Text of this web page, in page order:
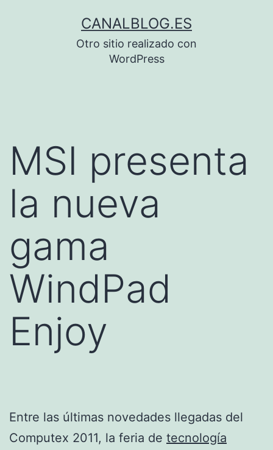
CANALBLOG.ES
Otro sitio realizado con
WordPress
MSI presenta
la nueva
gama
WindPad
Enjoy
Entre las últimas novedades llegadas del
Computex 2011, la feria de tecnología